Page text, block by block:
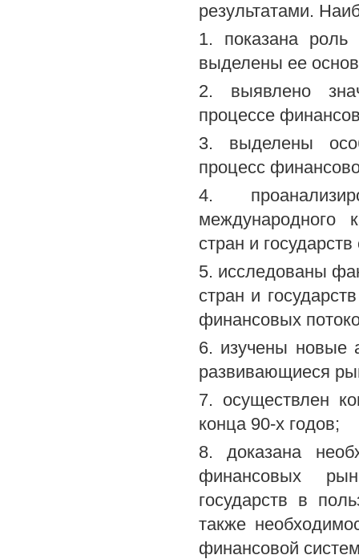
результатами.
1. показана роль
выделены ее
2. выявлено
процессе
3. выделены
процесс
4.
международного
стран и
5. исследованы
стран и
финансовых
6. изучены новые
развивающиеся
7. осуществлен
конца 90-х годов;
8. доказана
финансовых
государств в
также
финансовой